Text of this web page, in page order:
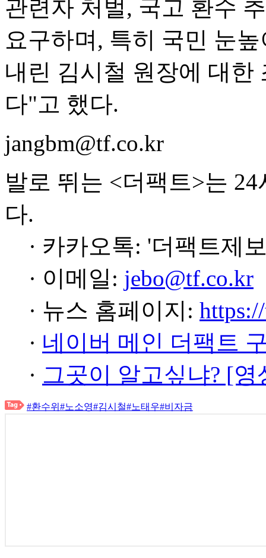
관련자 처벌, 국고 환수
요구하며, 특히 국민 눈
내린 김시철 원장에 대한
다"고 했다.
jangbm@tf.co.kr
발로 뛰는 <더팩트>는
다.
· 카카오톡: '더팩트제
· 이메일: jebo@tf.co.kr
· 뉴스 홈페이지:
· 네이버 메인 더팩트
· 그곳이 알고싶냐? [
#환수위 #노소영#김시철#노태우#비자금